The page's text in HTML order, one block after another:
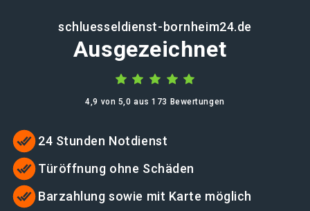
schluesseldienst-bornheim24.de
Ausgezeichnet
4,9 von 5,0 aus 173 Bewertungen
24 Stunden Notdienst
Türöffnung ohne Schäden
Barzahlung sowie mit Karte möglich